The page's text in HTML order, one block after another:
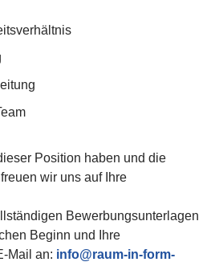
Position haben und die
wir uns auf Ihre
Bewerbungsunterlagen
Beginn und Ihre
Mail an: info@raum-in-form-